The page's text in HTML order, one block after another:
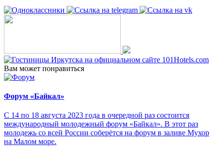
Вам может понравиться
Форум «Байкал»
С 14 по 18 августа 2023 года в очередной раз состоится
международный молодежный форум «Байкал». В этот раз
молодежь со всей России соберётся на форум в заливе Мухор
на Малом море.